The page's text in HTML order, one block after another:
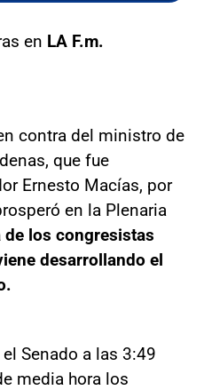
en LA F.m.
contra del ministro de
que fue
Ernesto Macías, por
en la Plenaria
de los congresistas
desarrollando el
Senado a las 3:49
media hora los